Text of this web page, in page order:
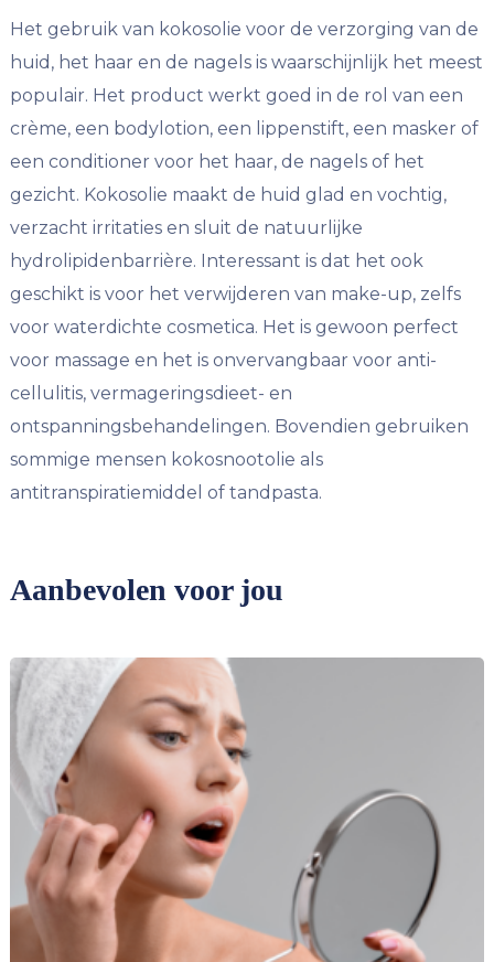
Het gebruik van kokosolie voor de verzorging van de
huid, het haar en de nagels is waarschijnlijk het meest
populair. Het product werkt goed in de rol van een
crème, een bodylotion, een lippenstift, een masker of
een conditioner voor het haar, de nagels of het
gezicht. Kokosolie maakt de huid glad en vochtig,
verzacht irritaties en sluit de natuurlijke
hydrolipidenbarrière. Interessant is dat het ook
geschikt is voor het verwijderen van make-up, zelfs
voor waterdichte cosmetica. Het is gewoon perfect
voor massage en het is onvervangbaar voor anti-
cellulitis, vermageringsdieet- en
ontspanningsbehandelingen. Bovendien gebruiken
sommige mensen kokosnootolie als
antitranspiratiemiddel of tandpasta.
Aanbevolen voor jou